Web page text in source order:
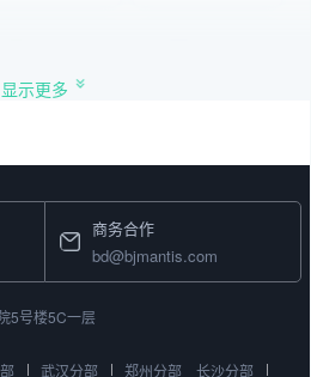
显示更多
商务合作
bd@bjmantis.com
5号楼5C一层
武汉分部 郑州分部
长沙分部